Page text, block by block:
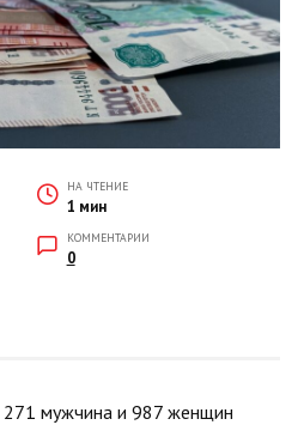
НА ЧТЕНИЕ
1 мин
КОММЕНТАРИИ
0
мужчина и 987 женщин